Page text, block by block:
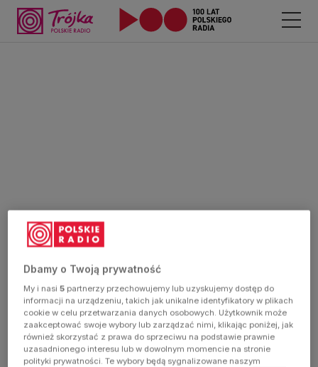
Dbamy o Twoją prywatność
My i nasi5 partnerzy przechowujemy lub uzyskujemy dostęp do
informacji na urządzeniu, takich jak unikalne identyfikatory w plikach
cookie w celu przetwarzania danych osobowych. Użytkownik może
zaakceptować swoje wybory lub zarządzać nimi, klikając poniżej, jak
również skorzystać z prawa do sprzeciwu na podstawie prawnie
uzasadnionego interesu lub w dowolnym momencie na stronie
polityki prywatności. Te wybory będą sygnalizowane naszym